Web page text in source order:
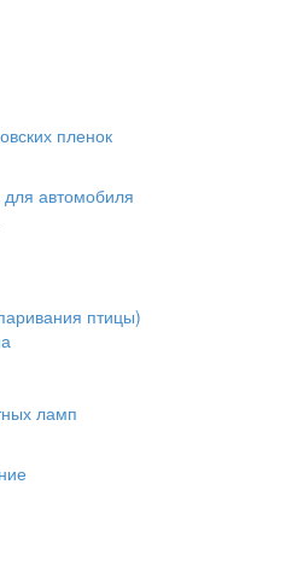
пленок
автомобиля
птицы)
ламп